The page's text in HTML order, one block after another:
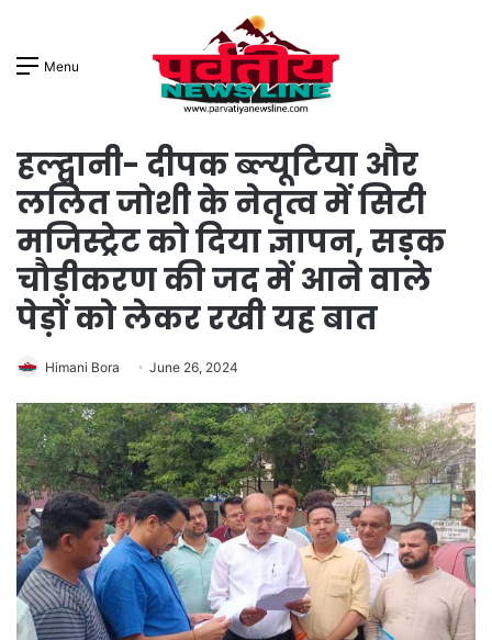
Menu
हल्द्वानी- दीपक ब्ल्यूटिया और
ललित जोशी के नेतृत्व में सिटी
मजिस्ट्रेट को दिया ज्ञापन, सड़क
चौड़ीकरण की जद में आने वाले
पेड़ों को लेकर रखी यह बात
Himani Bora June 26, 2024